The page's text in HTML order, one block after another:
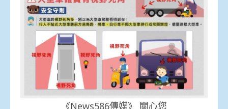
《News586傳媒》 關心您